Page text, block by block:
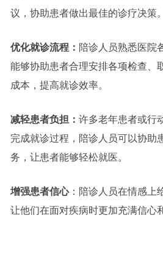
议，协助患者做出最佳的诊疗决策。
优化就诊流程： 陪诊人员熟悉医院
能够协助患者合理安排各项检查、
成本，提高就诊效率。
减轻患者负担： 许多老年患者或行
完成就诊过程，陪诊人员可以协助
务，让患者能够轻松就医。
增强患者信心：陪诊人员在情感上
让他们在面对疾病时更加充满信心